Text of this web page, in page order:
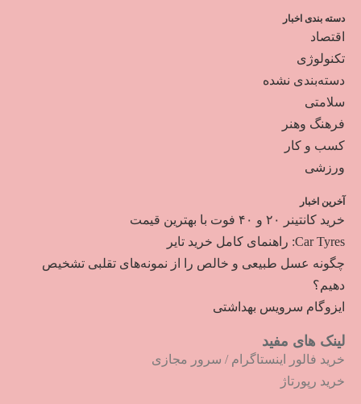
دسته بندی اخبار
اقتصاد
تکنولوژی
دسته‌بندی نشده
سلامتی
فرهنگ وهنر
کسب و کار
ورزشی
آخرین اخبار
خرید کانتینر ۲۰ و ۴۰ فوت با بهترین قیمت
Car Tyres: راهنمای کامل خرید تایر
چگونه عسل طبیعی و خالص را از نمونه‌های تقلبی تشخیص
دهیم؟
ایزوگام سرویس بهداشتی
لینک های مفید
خرید فالور اینستاگرام / سرور مجازی
خرید رپورتاژ